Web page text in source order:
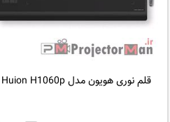
قلم نوری هویون مدل Huion H1060p